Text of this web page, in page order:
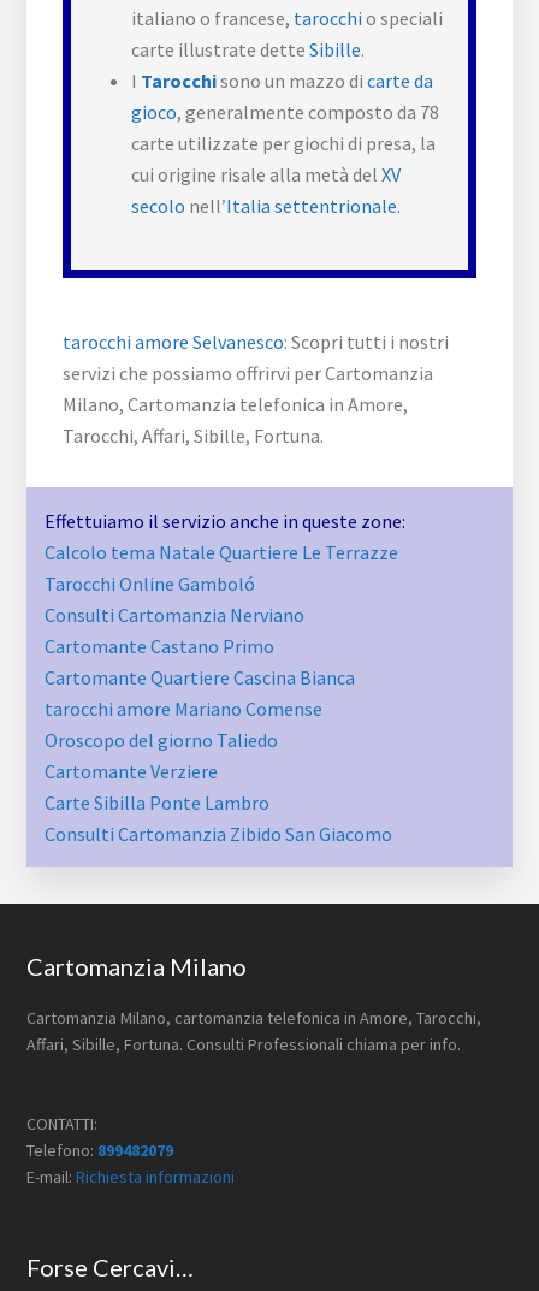
italiano o francese, tarocchi o speciali
carte illustrate detteSibille.
I Tarocchisono un mazzo dicarte da
gioco, generalmente composto da 78
carte utilizzate per giochi di presa, la
cui origine risale alla metà delXV
secolo nell’Italia settentrionale.
tarocchi amore Selvanesco: Scopri tutti i nostri
servizi che possiamo offrirvi per Cartomanzia
Milano, Cartomanzia telefonica in Amore,
Tarocchi, Affari, Sibille, Fortuna.
Effettuiamo il servizio anche in queste zone:
Calcolo tema Natale Quartiere Le Terrazze
Tarocchi Online Gamboló
Consulti Cartomanzia Nerviano
Cartomante Castano Primo
Cartomante Quartiere Cascina Bianca
tarocchi amore Mariano Comense
Oroscopo del giorno Taliedo
Cartomante Verziere
Carte Sibilla Ponte Lambro
Consulti Cartomanzia Zibido San Giacomo
Footer
Cartomanzia Milano
Cartomanzia Milano, cartomanzia telefonica in Amore, Tarocchi,
Affari, Sibille, Fortuna. Consulti Professionali chiama per info.
CONTATTI:
Telefono: 899482079
E-mail:Richiesta informazioni
Forse Cercavi…